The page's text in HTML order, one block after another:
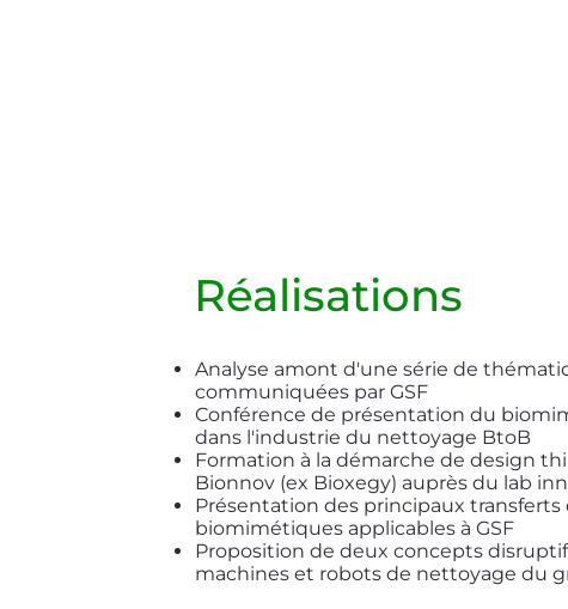
Réalisations
Analyse amont d'une série de
communiquées par GSF
Conférence de présentation du
dans l'industrie du nettoyage BtoB
Formation à la démarche de design
Bionnov (ex Bioxegy) auprès du lab
Présentation des principaux
biomimétiques applicables à GSF
Proposition de deux concepts
machines et robots de nettoyage du